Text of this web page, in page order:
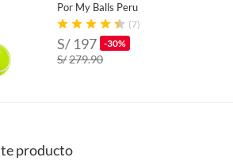
Por My Balls Peru
(7)
S/ 197 -30%
S/279.90
producto